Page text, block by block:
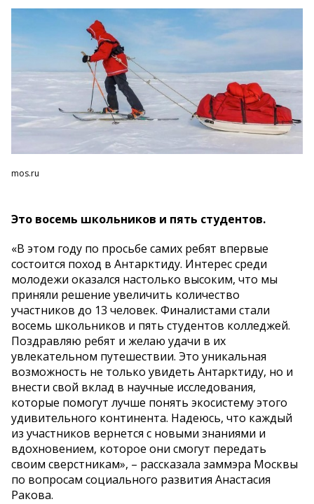
mos.ru
Это восемь школьников и пять студентов.
«В этом году по просьбе самих ребят впервые
состоится поход в Антарктиду. Интерес среди
молодежи оказался настолько высоким, что мы
приняли решение увеличить количество
участников до 13 человек. Финалистами стали
восемь школьников и пять студентов колледжей.
Поздравляю ребят и желаю удачи в их
увлекательном путешествии. Это уникальная
возможность не только увидеть Антарктиду, но и
внести свой вклад в научные исследования,
которые помогут лучше понять экосистему этого
удивительного континента. Надеюсь, что каждый
из участников вернется с новыми знаниями и
вдохновением, которое они смогут передать
своим сверстникам», – рассказала заммэра Москвы
по вопросам социального развития Анастасия
Ракова.